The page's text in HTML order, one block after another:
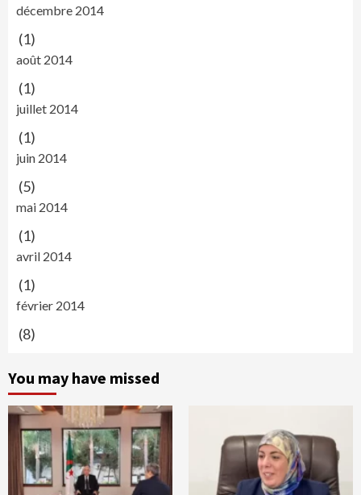
décembre 2014
(1)
août 2014
(1)
juillet 2014
(1)
juin 2014
(5)
mai 2014
(1)
avril 2014
(1)
février 2014
(8)
You may have missed